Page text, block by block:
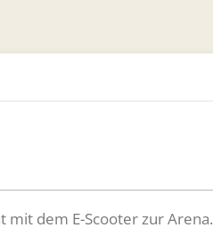
dem E-Scooter zur Arena.